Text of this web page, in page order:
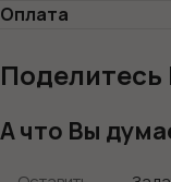
Оплата
А что Вы